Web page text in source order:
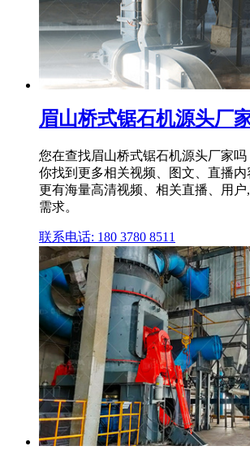
眉山桥式锯石机源头厂
您在查找眉山桥式锯石机源头厂家
你找到更多相关视频、图文、直播内
更有海量高清视频、相关直播、用
需求。
联系电话: 180 3780 8511